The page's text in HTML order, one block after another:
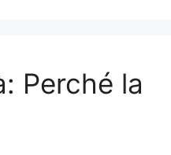
Perché la